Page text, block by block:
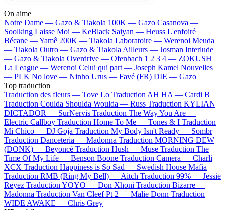
On aime
Notre Dame — Gazo & Tiakola 100K — Gazo Casanova —
Soolking Laisse Moi — KeBlack Saiyan — Heuss L'enfoiré
Bécane —Yamê 200K — Tiakola Laboratoire — Werenoi Meuda
— Tiakola Outro — Gazo & Tiakola Ailleurs — Josman Interlude
— Gazo & Tiakola Overdrive — Ofenbach 1 2 3 4 — ZOKUSH
La League — Werenoi Celui qui part — Joseph Kamel Nouvelles
— PLK No love — Ninho Urus — Favé (FR) DIE — Gazo
Top traduction
Traduction des fleurs — Tove Lo Traduction AH HA — Cardi B
Traduction Coulda Shoulda Woulda — Russ Traduction KYLIAN
DICTADOR — SurNervis Traduction The Way You Are —
Electric Callboy Traduction Home To Me — Tones & I Traduction
Mi Chico — DJ Goja Traduction My Body Isn't Ready — Sombr
Traduction Danceteria — Madonna Traduction MORNING DEW
(DONK) — Beyoncé Traduction Hush — Muse Traduction The
Time Of My Life — Benson Boone Traduction Camera — Charli
XCX Traduction Happiness is So Sad — Swedish House Mafia
Traduction RMB (Ring My Bell) — Aitch Traduction 99% — Jessie
Reyez Traduction YOYO — Don Xhoni Traduction Bizarre —
Madonna Traduction Van Cleef Pt 2 — Malie Donn Traduction
WIDE AWAKE — Chris Grey